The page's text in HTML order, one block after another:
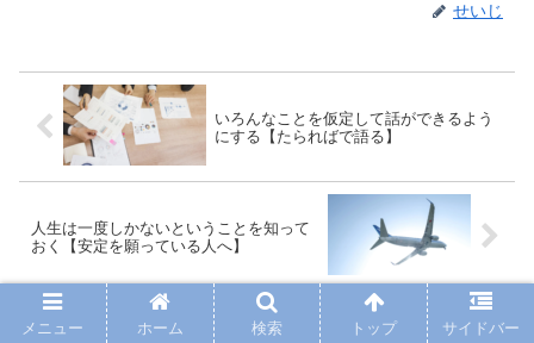
せいじ
いろんなことを仮定して話ができるよう
にする【たらればで語る】
人生は一度しかないということを知って
おく【安定を願っている人へ】
メニュー ホーム 検索 トップ サイドバー